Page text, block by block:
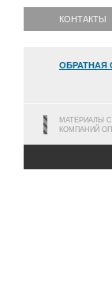
КОНТАКТЫ
ОБРАТНАЯ
МАТЕРИАЛЫ
КОМПАНИЙ